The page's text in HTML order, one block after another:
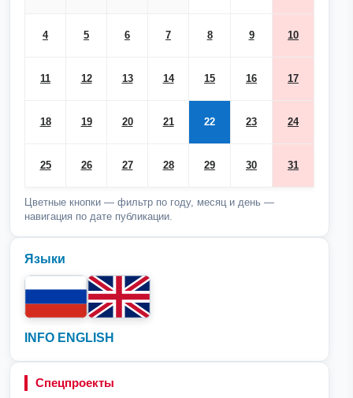
4 5 6 7 8 9 10
11 12 13 14 15 16 17
18 19 20 21 22 23 24
25 26 27 28 29 30 31
Цветные кнопки — фильтр по году, месяц и день —
навигация по дате публикации.
Языки
INFO ENGLISH
Спецпроекты